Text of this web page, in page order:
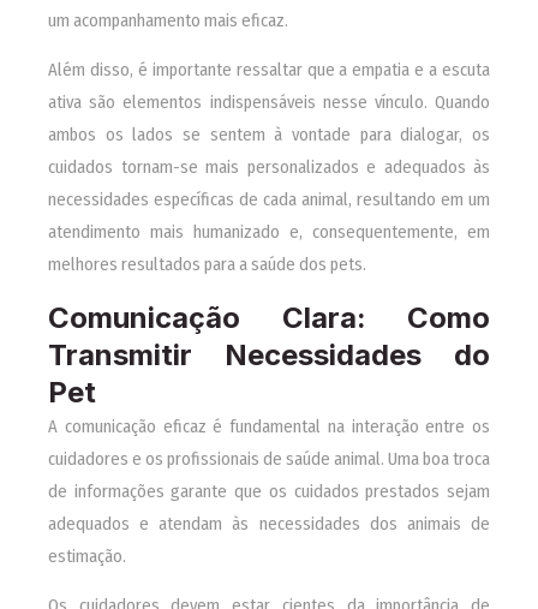
um acompanhamento mais eficaz.
Além disso, é importante ressaltar que a empatia e a escuta
ativa são elementos indispensáveis nesse vínculo. Quando
ambos os lados se sentem à vontade para dialogar, os
cuidados tornam-se mais personalizados e adequados às
necessidades específicas de cada animal, resultando em um
atendimento mais humanizado e, consequentemente, em
melhores resultados para a saúde dos pets.
Comunicação Clara: Como
Transmitir Necessidades do
Pet
A comunicação eficaz é fundamental na interação entre os
cuidadores e os profissionais de saúde animal. Uma boa troca
de informações garante que os cuidados prestados sejam
adequados e atendam às necessidades dos animais de
estimação.